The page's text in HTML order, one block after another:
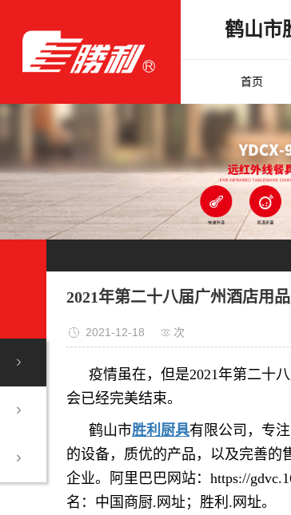
鹤山市
首页
2021年第二十八届广州酒店用
2021-12-18 次
疫情虽在，但是2021年第二十
会已经完美结束。
鹤山市胜利厨具有限公司，专
的设备，质优的产品，以及完善的
企业。
阿里巴巴网站：https://
名：中国商厨.网址；胜利.网址。